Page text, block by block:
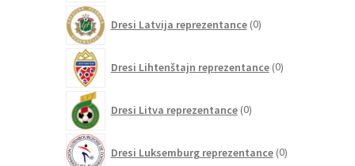
Dresi Latvija reprezentance 0izdelkov
Dresi Lihtenštajn reprezentance 0izdelkov
Dresi Litva reprezentance 0izdelkov
Dresi Luksemburg reprezentance 0izdelkov